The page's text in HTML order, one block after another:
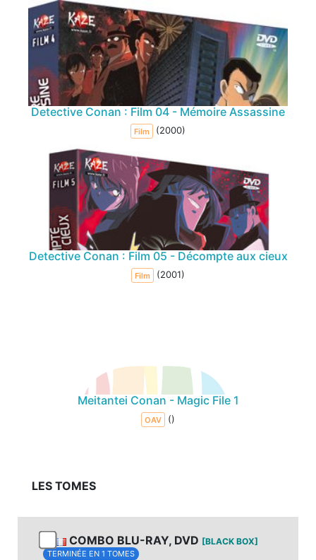
Detective Conan : Film 04 - Mémoire Assassine
Film (2000)
Detective Conan : Film 05 - Décompte aux cieux
Film (2001)
Meitantei Conan - Magic File 1
OAV ()
LES TOMES
COMBO BLU-RAY, DVD [BLACK BOX]
TERMINÉE EN 1 TOMES